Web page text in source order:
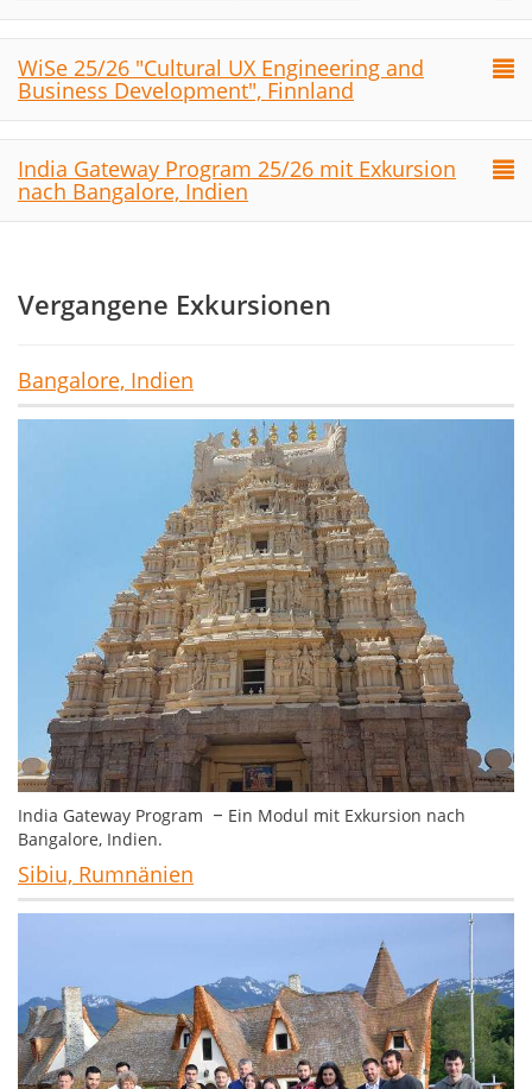
WiSe 25/26 "Cultural UX Engineering and
Business Development", Finnland
India Gateway Program 25/26 mit Exkursion
nach Bangalore, Indien
Vergangene Exkursionen
Bangalore, Indien
India Gateway Program – Ein Modul mit Exkursion nach
Bangalore, Indien.
Sibiu, Rumnänien